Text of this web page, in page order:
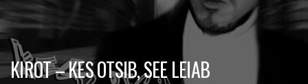
KIROT – KES OTSIB, SEE LEIAB